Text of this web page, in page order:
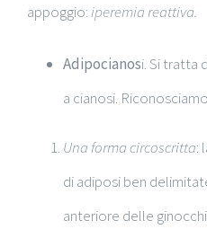
appoggio:iperemia reattiva.
Adipocianosi. Si tratta
a cianosi.
Una forma circoscritta:
di adiposi ben
anteriore delle